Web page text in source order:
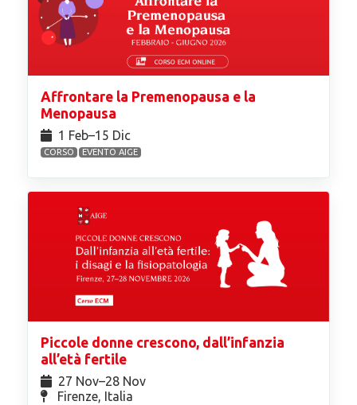
Affrontare la Premenopausa e la
Menopausa
1 Feb⁠–15 Dic
CORSO EVENTO AIGE
Piccole donne crescono, dall’infanzia
all’età fertile
27 Nov⁠–28 Nov
Firenze, Italia